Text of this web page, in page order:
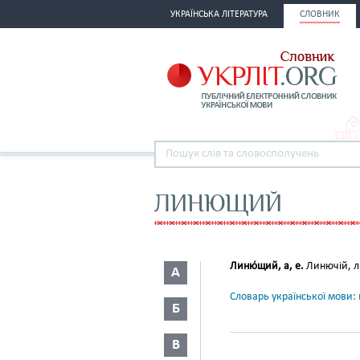
УКРАЇНСЬКА ЛІТЕРАТУРА СЛОВНИК
ЛИНЮЩИЙ
А
Б
В
Линю́щий, а, е. Линючій,
Словарь української